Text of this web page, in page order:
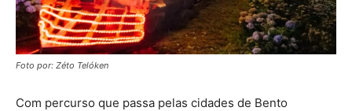
Foto por: Zéto Telóken
Com percurso que passa pelas cidades de Bento